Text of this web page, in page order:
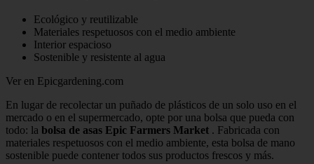
Ecológico y reutilizable
Materiales respetuosos con el medio ambiente
Interior espacioso
Sostenible y resistente al agua
Ver en Epicgardening.com
En lugar de recolectar un puñado de plásticos de un solo uso en el
mercado o en el supermercado, opte por una bolsa que pueda con
todo: la bolsa de asas Epic Farmers Market . Fabricada con
materiales respetuosos con el medio ambiente, esta bolsa de mano
sostenible puede contener todos sus productos frescos y más.